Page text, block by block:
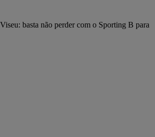
basta não perder com o Sporting B para